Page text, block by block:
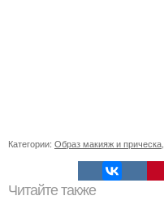
Категории: Образ макияж и прическа,
Читайте также